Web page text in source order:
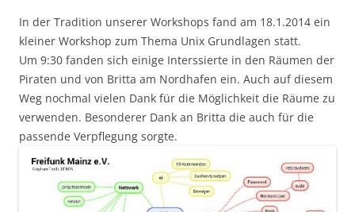
In der Tradition unserer Workshops fand am 18.1.2014 ein
kleiner Workshop zum Thema Unix Grundlagen statt.
Um 9:30 fanden sich einige Interssierte in den Räumen der
Piraten und von Britta am Nordhafen ein. Auch auf diesem
Weg nochmal vielen Dank für die Möglichkeit die Räume zu
verwenden. Besonderer Dank an Britta die auch für die
passende Verpflegung sorgte.